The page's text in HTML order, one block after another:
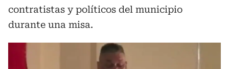
contratistas y políticos del municipio
durante una misa.